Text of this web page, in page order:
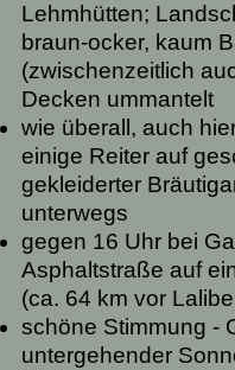
Lehmhütten;
braun-ocker, kaum
(zwischenzeitlich
Decken ummantelt
wie überall, auch
einige Reiter auf
gekleiderter
unterwegs
gegen 16 Uhr bei
Asphaltstraße auf
(ca. 64 km vor
schöne Stimmung -
untergehender